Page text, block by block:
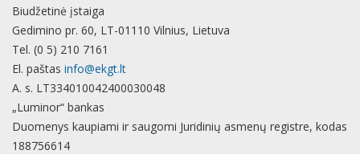
Biudžetinė įstaiga
Gedimino pr. 60, LT-01110 Vilnius, Lietuva
Tel. (0 5) 210 7161
El. paštas info@ekgt.lt
A. s. LT334010042400030048
„Luminor“ bankas
Duomenys kaupiami ir saugomi Juridinių asmenų registre, kodas
188756614